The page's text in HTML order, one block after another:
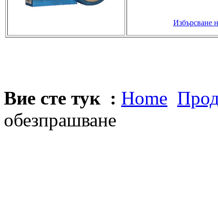
Избърсване
Вие сте тук : Home
обезпрашване